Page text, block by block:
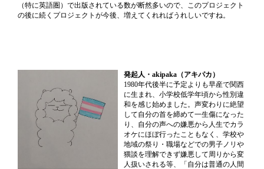
（特に英語圏）で出版されている数が断然多いので、このプロジェクト
の後に続くプロジェクトが今後、増えてくれればうれしいですね。
発起人・akipaka（アキパカ）
1980年代後半に予定よりも早産で関西
に生まれ、小学校低学年頃から性別違
和を感じ始めました。声変わりに絶望
して自分の首を締めて一生傷になった
り、自分の声への嫌悪から人生でカラ
オケにほぼ行ったこともなく、学校や
地域の祭り・職場などでの男子ノリや
猥談を理解できず嫌悪して周りから変
人扱いされる等、「自分は普通の人間